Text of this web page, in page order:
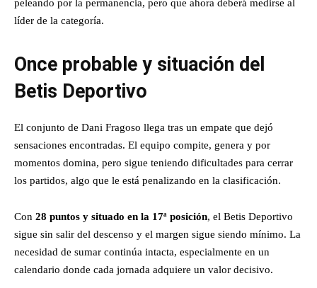
peleando por la permanencia, pero que ahora deberá medirse al
líder de la categoría.
Once probable y situación del
Betis Deportivo
El conjunto de Dani Fragoso llega tras un empate que dejó
sensaciones encontradas. El equipo compite, genera y por
momentos domina, pero sigue teniendo dificultades para cerrar
los partidos, algo que le está penalizando en la clasificación.
Con 28 puntos y situado en la 17ª posición, el Betis Deportivo
sigue sin salir del descenso y el margen sigue siendo mínimo. La
necesidad de sumar continúa intacta, especialmente en un
calendario donde cada jornada adquiere un valor decisivo.